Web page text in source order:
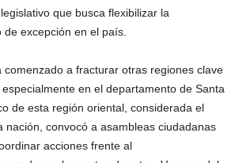
que busca flexibilizar la
excepción en el país.
comenzado a fracturar otras regiones clave
en el departamento de Santa
de esta región oriental, considerada el
nación, convocó a asambleas ciudadanas
acciones frente al